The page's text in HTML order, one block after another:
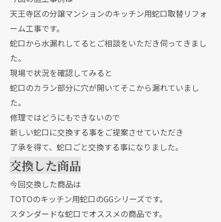
天王寺区の分譲マンションのキッチン用蛇口取替リフォ
ーム工事です。
蛇口から水漏れしてるとご相談をいただき伺ってきまし
た。
現場で状況を確認してみると
蛇口のカラン部分に穴が開いてそこから漏れていまし
た。
修理ではどうにもできないので
新しい蛇口に交換する事をご提案させていただき
了承を得て、蛇口ごと交換する事になりました。
交換した商品
今回交換した商品は
TOTOのキッチン用蛇口のGGシリーズです。
スタンダードな蛇口でオススメの商品です。